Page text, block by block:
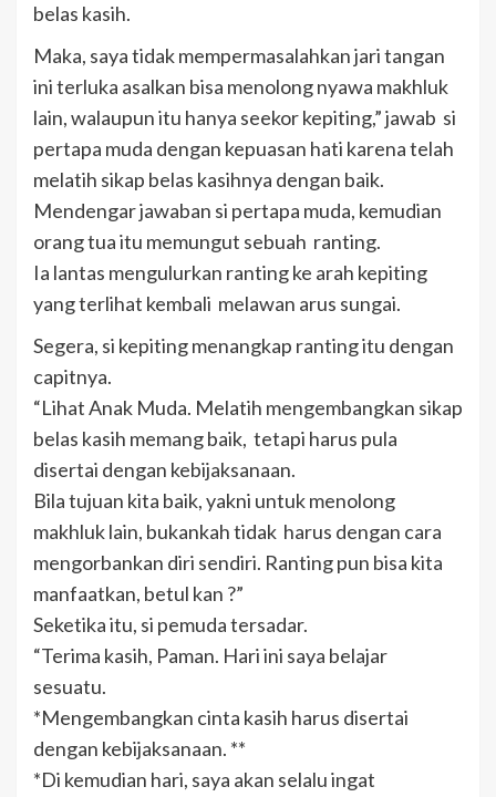
belas kasih.
Maka, saya tidak mempermasalahkan jari tangan
ini terluka asalkan bisa menolong nyawa makhluk
lain, walaupun itu hanya seekor kepiting,” jawab si
pertapa muda dengan kepuasan hati karena telah
melatih sikap belas kasihnya dengan baik.
Mendengar jawaban si pertapa muda, kemudian
orang tua itu memungut sebuah ranting.
Ia lantas mengulurkan ranting ke arah kepiting
yang terlihat kembali melawan arus sungai.
Segera, si kepiting menangkap ranting itu dengan
capitnya.
“Lihat Anak Muda. Melatih mengembangkan sikap
belas kasih memang baik, tetapi harus pula
disertai dengan kebijaksanaan.
Bila tujuan kita baik, yakni untuk menolong
makhluk lain, bukankah tidak harus dengan cara
mengorbankan diri sendiri. Ranting pun bisa kita
manfaatkan, betul kan ?”
Seketika itu, si pemuda tersadar.
“Terima kasih, Paman. Hari ini saya belajar
sesuatu.
*Mengembangkan cinta kasih harus disertai
dengan kebijaksanaan. **
*Di kemudian hari, saya akan selalu ingat